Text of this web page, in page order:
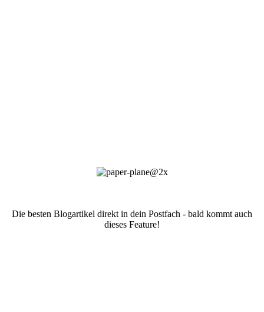
Die besten Blogartikel direkt in dein Postfach - bald kommt auch
dieses Feature!